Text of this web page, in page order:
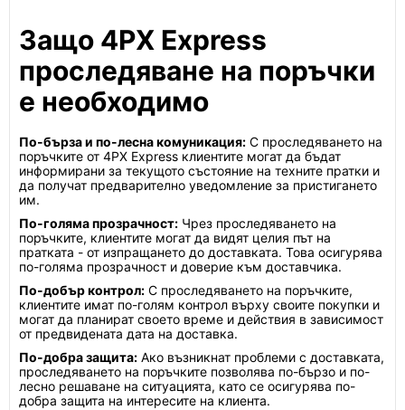
Защо 4PX Express
проследяване на поръчки
е необходимо
По-бърза и по-лесна комуникация: С проследяването на
поръчките от 4PX Express клиентите могат да бъдат
информирани за текущото състояние на техните пратки и
да получат предварително уведомление за пристигането
им.
По-голяма прозрачност: Чрез проследяването на
поръчките, клиентите могат да видят целия път на
пратката - от изпращането до доставката. Това осигурява
по-голяма прозрачност и доверие към доставчика.
По-добър контрол: С проследяването на поръчките,
клиентите имат по-голям контрол върху своите покупки и
могат да планират своето време и действия в зависимост
от предвидената дата на доставка.
По-добра защита: Ако възникнат проблеми с доставката,
проследяването на поръчките позволява по-бързо и по-
лесно решаване на ситуацията, като се осигурява по-
добра защита на интересите на клиента.